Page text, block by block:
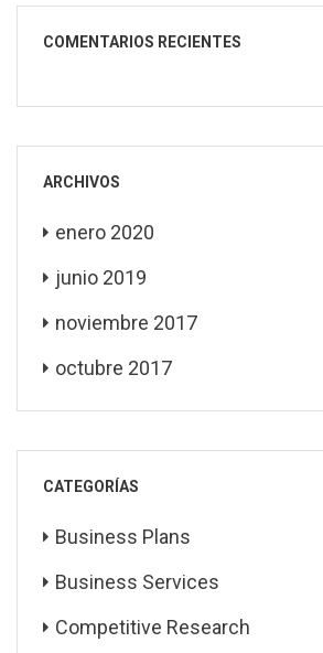
COMENTARIOS RECIENTES
ARCHIVOS
enero 2020
junio 2019
noviembre 2017
octubre 2017
CATEGORÍAS
Business Plans
Business Services
Competitive Research